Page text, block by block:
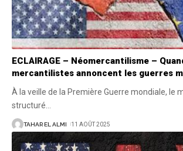
ECLAIRAGE – Néomercantilisme –
mercantilistes annoncent les guerres
À la veille de la Première Guerre mondiale, le
structuré…
TAHAR EL ALMI 11 AOÛT 2025